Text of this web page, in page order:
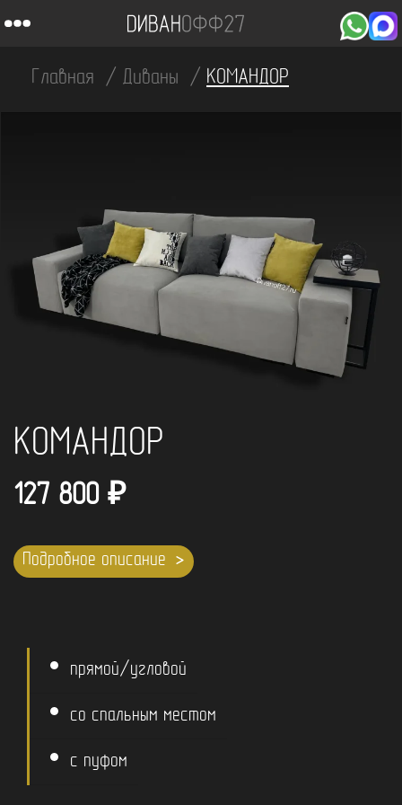
Главная Диваны КОМАНДОР
КОМАНДОР
127 800 ₽
Подробное описание
прямой/угловой
со спальным местом
с пуфом